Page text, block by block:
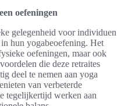
oefeningen
gelegenheid voor individuen
hun yogabeoefening. Het
oefeningen, maar ook
die deze retraites
deel te nemen aan yoga
van verbeterde
tegelijkertijd werken aan